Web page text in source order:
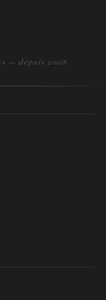
— depuis 2008